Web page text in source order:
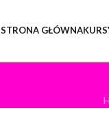
STRONA GŁÓWNA